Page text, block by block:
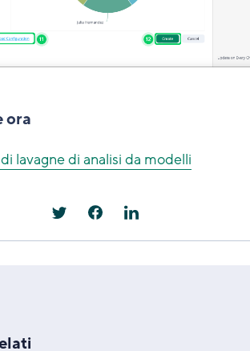
ora
lavagne di analisi da modelli